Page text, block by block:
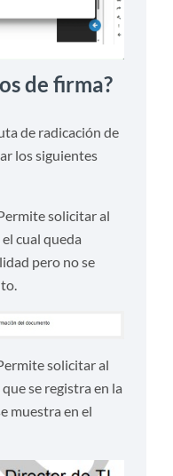
de firma?
de radicación de
los siguientes
solicitar al
cual queda
pero no se
solicitar al
se registra en la
muestra en el